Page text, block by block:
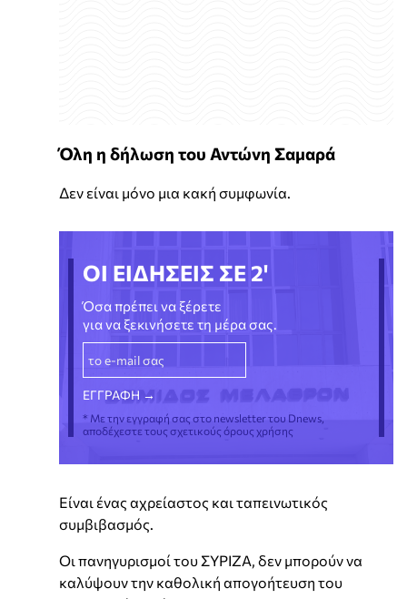
Όλη η δήλωση του Αντώνη Σαμαρά
Δεν είναι μόνο μια κακή συμφωνία.
ΟΙ ΕΙΔΗΣΕΙΣ ΣΕ 2'
Όσα πρέπει να ξέρετε
για να ξεκινήσετε τη μέρα σας.
* Με την εγγραφή σας στο newsletter του Dnews,
αποδέχεστε τους σχετικούς όρους χρήσης
Είναι ένας αχρείαστος και ταπεινωτικός
συμβιβασμός.
Οι πανηγυρισμοί του ΣΥΡΙΖΑ, δεν μπορούν να
καλύψουν την καθολική απογοήτευση του